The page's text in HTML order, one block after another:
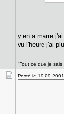
y en a marre
vu l'heure j'ai
---------------
"Tout ce que je sais
Posté le 19-09-